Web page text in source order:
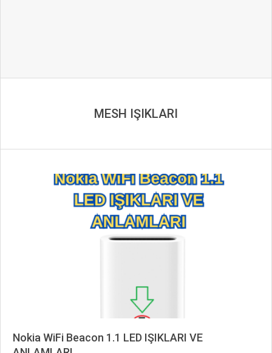
MESH IŞIKLARI
Nokia WiFi Beacon 1.1 LED IŞIKLARI VE